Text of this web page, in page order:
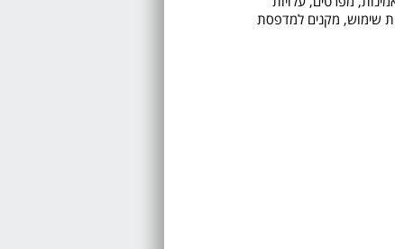
שימוש, מקנים למדפסת